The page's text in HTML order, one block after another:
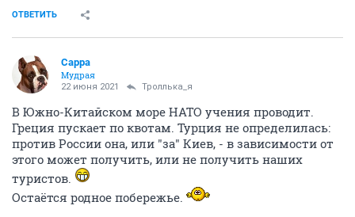
ОТВЕТИТЬ
Сарра
Мудрая
22 июня 2021 Троллька_я
В Южно-Китайском море НАТО учения проводит.
Греция пускает по квотам. Турция не определилась:
против России она, или "за" Киев, - в зависимости от
этого может получить, или не получить наших
туристов.
Остаётся родное побережье.